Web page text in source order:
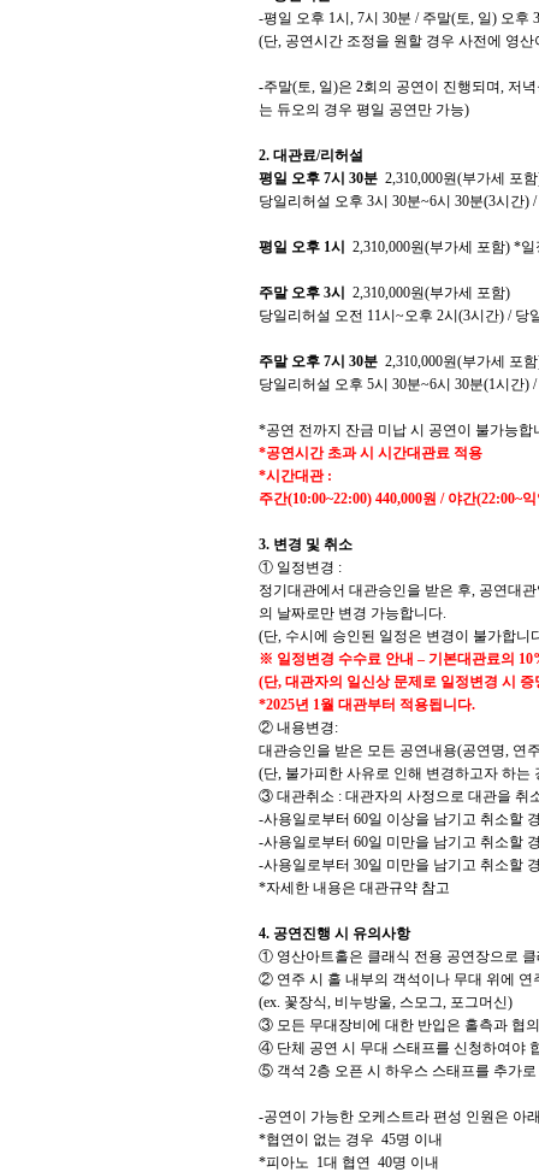
-평일 오후 1시 , 7시 30분 / 주말(토, 일) 오후 3
(단, 공연시간 조정을 원할 경우 사전에 영
-주말(토, 일)은 2회의 공연이 진행되며, 저
는 듀오의 경우 평일 공연만 가능)
2. 대관료/리허설
평일 오후7시 30분 2,310,000원(부가세 포함
당일리허설 오후 3시 30분~6시 30분(3시간) /
평일 오후1시 2,310,000원(부가세 포함) *일
주말 오후3시 2,310,000원(부가세 포함)
당일리허설 오전 11시 ~오후 2시 (3시간) / 당
주말 오후7시 30분 2,310,000원(부가세 포함
당일리허설 오후 5시 30분~6시 30분(1시간) /
*공연 전까지 잔금 미납 시 공연이 불가능합
*공연시간 초과 시 시간대관료 적용
*시간대관 :
주간(10:00~22:00) 440,000원 / 야간(22:00~익
3. 변경 및 취소
① 일정변경 :
정기대관에서 대관승인을 받은 후, 공연대
의 날짜로만 변경 가능합니다.
(단, 수시에 승인된 일정은 변경이 불가합니
※ 일정변경 수수료 안내 – 기본대관료의
(단, 대관자의 일신상 문제로 일정변경 시
*2025년 1월 대관부터 적용됩니다.
② 내용변경:
대관승인을 받은 모든 공연내용(공연명, 연
(단, 불가피한 사유로 인해 변경하고자 하
③ 대관취소 : 대관자의 사정으로 대관을 취
-사용일로부터 60일 이상을 남기고 취소할
-사용일로부터 60일 미만을 남기고 취소할
-사용일로부터 30일 미만을 남기고 취소할
*자세한 내용은 대관규약 참고
4. 공연진행 시 유의사항
① 영산아트홀은 클래식 전용 공연장으로
② 연주 시 홀 내부의 객석이나 무대 위에
(ex. 꽃장식, 비누방울, 스모그, 포그머신)
③ 모든 무대장비에 대한 반입은 홀측과 협
④ 단체 공연 시 무대 스태프를 신청하여야
⑤ 객석 2층 오픈 시 하우스 스태프를 추가
-공연이 가능한 오케스트라 편성 인원은 아
*협연이 없는 경우 45명 이내
*피아노 1대 협연 40명 이내